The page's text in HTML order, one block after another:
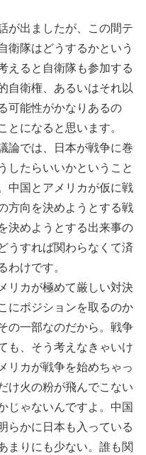
出ましたが、この間テ
衛隊はどうするかという
えると自衛隊も参加する
自衛権、あるいはそれ以
可能性がかなりあるの
とになると思います。
論では、日本が戦争に巻
したらいいかということ
中国とアメリカが仮に戦
方向を決めようとする戦
決めようとする出来事の
うすれば関わらなくて済
わけです。
リカが極めて厳しい対決
にポジションを取るのか
の一部なのだから。戦争
も、そう考えなきゃいけ
リカが戦争を始めちゃっ
け火の粉が飛んでこない
じゃないんですよ。中国
らかに日本も入っている
まりにも少ない。誰も関